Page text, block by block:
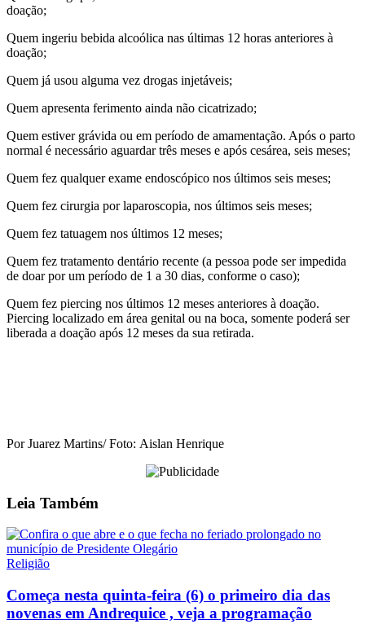
doação;
Quem ingeriu bebida alcoólica nas últimas 12 horas anteriores à
doação;
Quem já usou alguma vez drogas injetáveis;
Quem apresenta ferimento ainda não cicatrizado;
Quem estiver grávida ou em período de amamentação. Após o parto
normal é necessário aguardar três meses e após cesárea, seis meses;
Quem fez qualquer exame endoscópico nos últimos seis meses;
Quem fez cirurgia por laparoscopia, nos últimos seis meses;
Quem fez tatuagem nos últimos 12 meses;
Quem fez tratamento dentário recente (a pessoa pode ser impedida
de doar por um período de 1 a 30 dias, conforme o caso);
Quem fez piercing nos últimos 12 meses anteriores à doação.
Piercing localizado em área genital ou na boca, somente poderá ser
liberada a doação após 12 meses da sua retirada.
Por Juarez Martins/ Foto: Aislan Henrique
Leia Também
Religião
Começa nesta quinta-feira (6) o primeiro dia das
novenas em Andrequice , veja a programação